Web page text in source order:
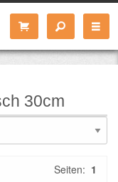
30cm
Seiten: 1